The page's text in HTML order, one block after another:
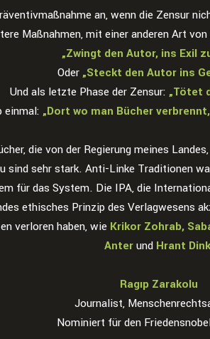
an, wenn die Zensur
Maßnahmen, mit einer anderen Art
„Zwingt den Autor, ins Exil
Oder „Steckt den Autor ins
Und als letzte Phase der Zensur: „Tötet
„Dort wo man Bücher
die von der Regierung meines
sind sehr stark. Anti-Linke Traditionen
für das System. Die IPA, die
ethisches Prinzip des Verlagwesens
verloren haben, wie Krikor Zohrab,
Anterund Hrant
Ragıp Zarakolu
Journalist,
Nominiert für den